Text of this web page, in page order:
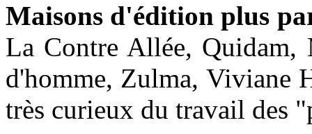
Maisons d'édition plus
La Contre Allée,
d'homme, Zulma, Viviane
très curieux du travail des